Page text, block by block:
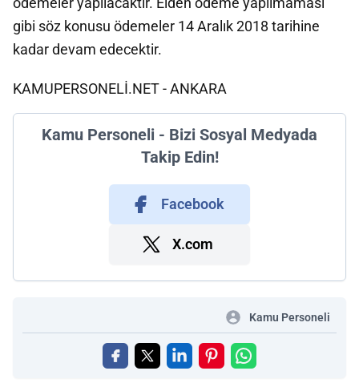
gibi söz konusu ödemeler 14 Aralık 2018 tarihine
kadar devam edecektir.
KAMUPERSONELİ.NET - ANKARA
Kamu Personeli - Bizi Sosyal Medyada
Takip Edin!
Facebook
X.com
Kamu Personeli